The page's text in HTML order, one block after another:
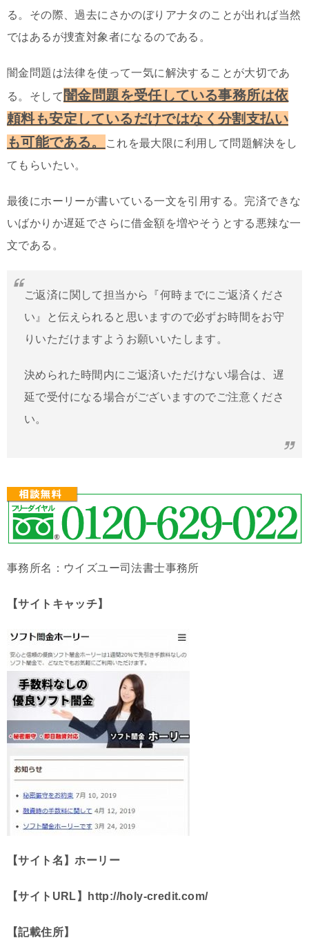
る。その際、過去にさかのぼりアナタのことが出れば当然
ではあるが捜査対象者になるのである。
闇金問題は法律を使って一気に解決することが大切であ
る。そして 闇金問題を受任している事務所は依
頼料も安定しているだけではなく分割支払い
も可能である。
これを最大限に利用して問題解決をし
てもらいたい。
最後にホーリーが書いている一文を引用する。完済できな
いばかりか遅延でさらに借金額を増やそうとする悪辣な一
文である。
ご返済に関して担当から『何時までにご返済くださ
い』と伝えられると思いますので必ずお時間をお守
りいただけますようお願いいたします。
決められた時間内にご返済いただけない場合は、遅
延で受付になる場合がございますのでご注意くださ
い。
事務所名：ウイズユー司法書士事務所
【サイトキャッチ】
【サイト名】ホーリー
【サイトURL】http://holy-credit.com/
【記載住所】